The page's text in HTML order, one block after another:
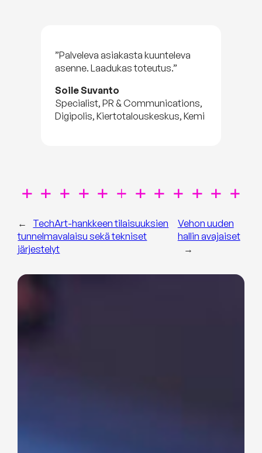
”Palveleva asiakasta kuunteleva
asenne. Laadukas toteutus.”
Soile Suvanto
Specialist, PR & Communications,
Digipolis, Kiertotalouskeskus, Kemi
←
TechArt-hankkeen tilaisuuksien
tunnelmavalaisu sekä tekniset
järjestelyt
Vehon uuden
hallin avajaiset
→